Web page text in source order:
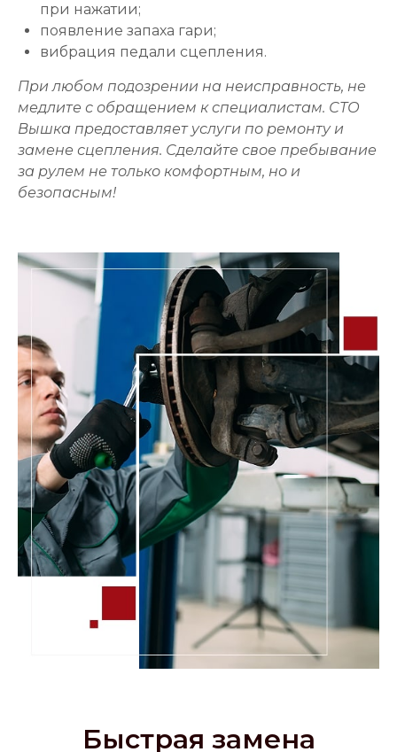
при нажатии;
появление запаха гари;
вибрация педали сцепления.
При любом подозрении на неисправность, не
медлите с обращением к специалистам. СТО
Вышка предоставляет услуги по ремонту и
замене сцепления. Сделайте свое пребывание
за рулем не только комфортным, но и
безопасным!
Быстрая замена